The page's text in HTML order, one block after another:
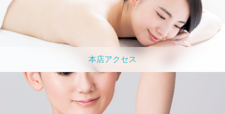
本店アクセス